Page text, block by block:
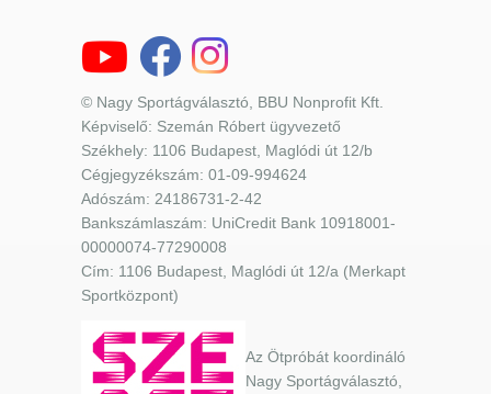
© Nagy Sportágválasztó, BBU Nonprofit Kft.
Képviselő: Szemán Róbert ügyvezető
Székhely: 1106 Budapest, Maglódi út 12/b
Cégjegyzékszám: 01-09-994624
Adószám: 24186731-2-42
Bankszámlaszám: UniCredit Bank 10918001-
00000074-77290008
Cím: 1106 Budapest, Maglódi út 12/a (Merkapt
Sportközpont)
Az Ötpróbát koordináló
Nagy Sportágválasztó,